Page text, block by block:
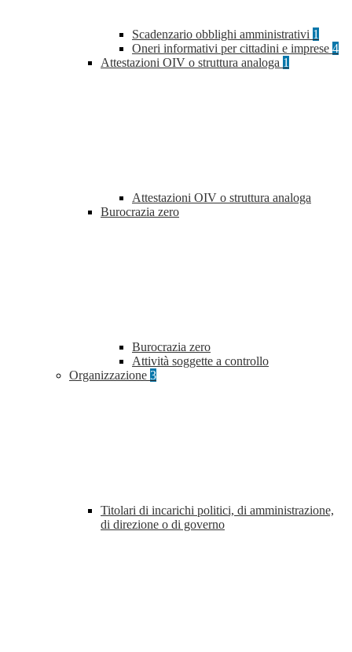
Scadenzario obblighi amministrativi 1
Oneri informativi per cittadini e imprese 4
Attestazioni OIV o struttura analoga 1
Attestazioni OIV o struttura analoga
Burocrazia zero
Burocrazia zero
Attività soggette a controllo
Organizzazione 3
Titolari di incarichi politici, di amministrazione,
di direzione o di governo